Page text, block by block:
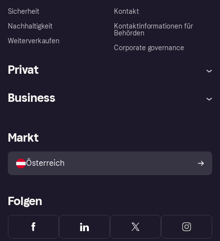
Sicherheit
Nachhaltigkeit
Weiterverkaufen
Kontakt
Kontaktinformationen für
Behörden
Corporate governance
Privat
Shops entdecken
Business
Händlerportal
Markt
Österreich
Folgen